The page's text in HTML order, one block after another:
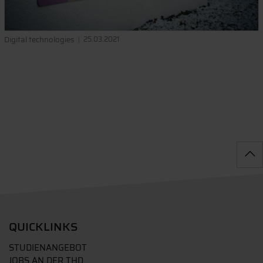
Digital technologies 25.03.2021
QUICKLINKS
STUDIENANGEBOT